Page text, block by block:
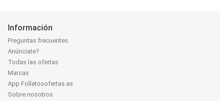
Información
Preguntas frecuentes
Anúnciate?
Todas las ofertas
Marcas
App Folletosofertas.es
Sobre nosotros